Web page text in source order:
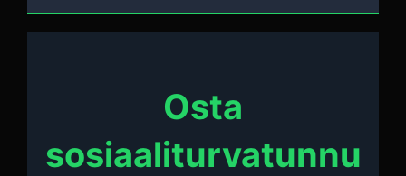
Osta
sosiaaliturvatunnu